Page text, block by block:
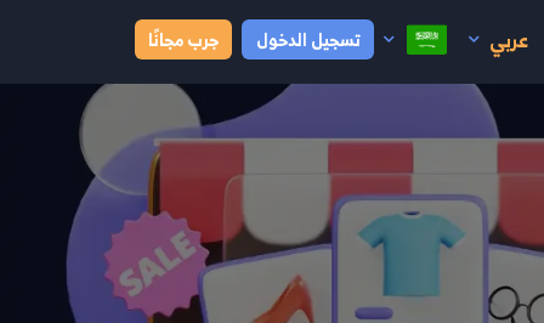
عربي تسجيل الدخول جرب مجانًا